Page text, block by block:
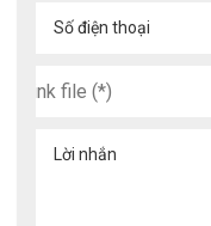
Số điện thoại
Lời nhắn